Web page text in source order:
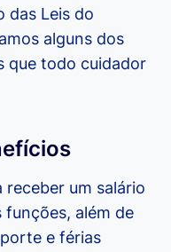
das Leis do
alguns dos
que todo cuidador
um salário
funções, além de
e férias